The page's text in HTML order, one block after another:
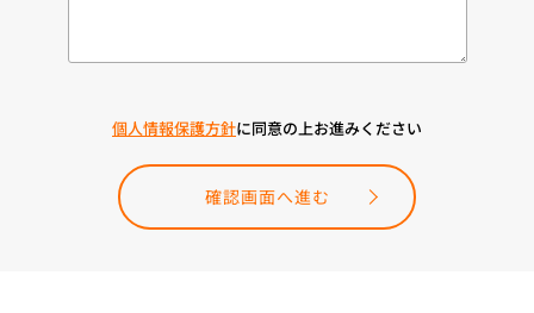
個人情報保護方針に同意の上お進みください
確認画面へ進む